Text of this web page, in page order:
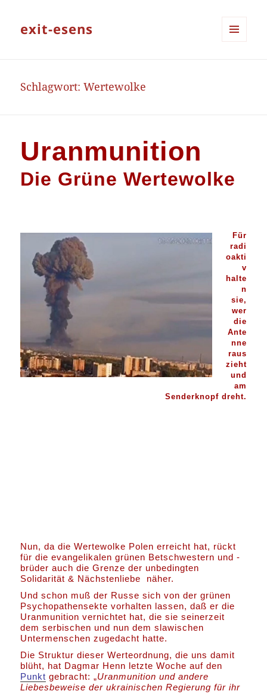
exit-esens
Schlagwort:Wertewolke
Uranmunition
Die Grüne Wertewolke
Für
radi
oakti
v
halte
n
sie,
wer
die
Ante
nne
raus
zieht
und
am
Senderknopf dreht.
Nun, da die Wertewolke Polen erreicht hat, rückt
für die evangelikalen grünen Betschwestern und -
brüder auch die Grenze der unbedingten
Solidarität & Nächstenliebe näher.
Und schon muß der Russe sich von der grünen
Psychopathensekte vorhalten lassen, daß er die
Uranmunition vernichtet hat, die sie seinerzeit
dem serbischen und nun dem slawischen
Untermenschen zugedacht hatte.
Die Struktur dieser Werteordnung, die uns damit
blüht, hat Dagmar Henn letzte Woche auf den
Punkt gebracht: „Uranmunition und andere
Liebesbeweise der ukrainischen Regierung für ihr